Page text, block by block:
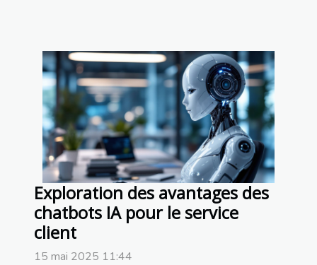
Exploration des avantages des
chatbots IA pour le service
client
15 mai 2025 11:44